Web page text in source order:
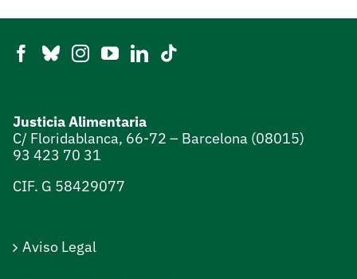
Justicia Alimentaria
C/ Floridablanca, 66-72 – Barcelona (08015)
93 423 70 31
CIF. G 58429077
Aviso Legal